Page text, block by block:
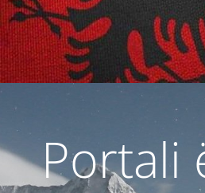
Portali